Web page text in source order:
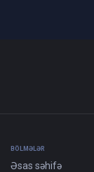
BÖLMƏLƏR
Əsas səhifə